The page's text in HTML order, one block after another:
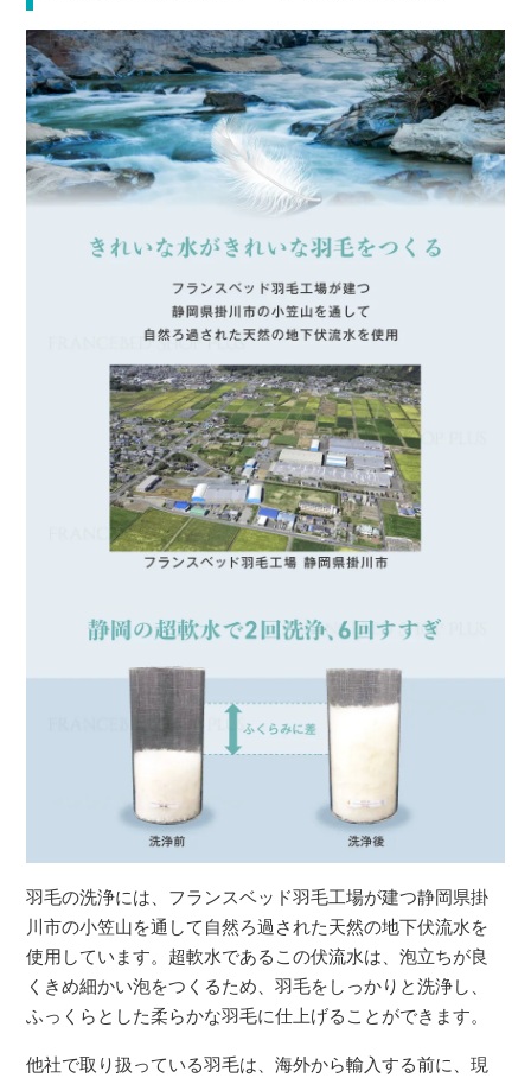
羽毛の洗浄には、フランスベッド羽毛工場が建つ静岡県掛
川市の小笠山を通して自然ろ過された天然の地下伏流水を
使用しています。超軟水であるこの伏流水は、泡立ちが良
くきめ細かい泡をつくるため、羽毛をしっかりと洗浄し、
ふっくらとした柔らかな羽毛に仕上げることができます。
他社で取り扱っている羽毛は、海外から輸入する前に、現